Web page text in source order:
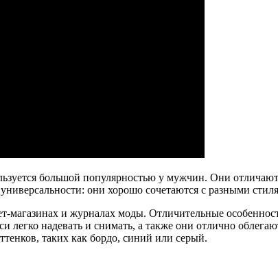
большой популярностью у мужчин. Они
они хорошо сочетаются с разными
магазинах и журналах моды. Отличительные
легко надевать и снимать, а также они отлично
таких как бордо, синий или серый.